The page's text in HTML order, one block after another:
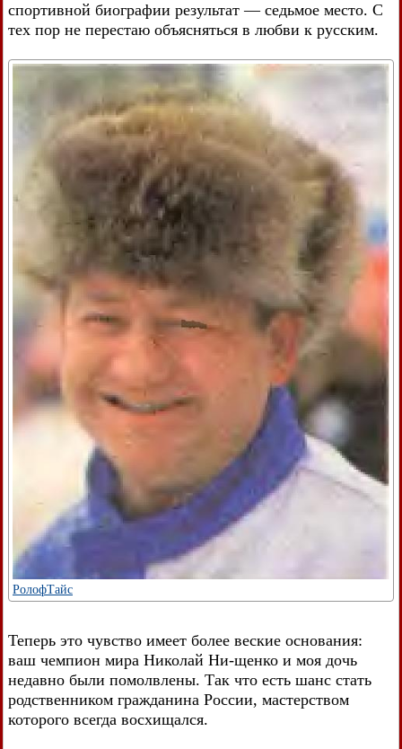
спортивной биографии результат — седьмое место. С
тех пор не перестаю объясняться в любви к русским.
РолофТайс
Теперь это чувство имеет более веские основания:
ваш чемпион мира Николай Ни-щенко и моя дочь
недавно были помолвлены. Так что есть шанс стать
родственником гражданина России, мастерством
которого всегда восхищался.